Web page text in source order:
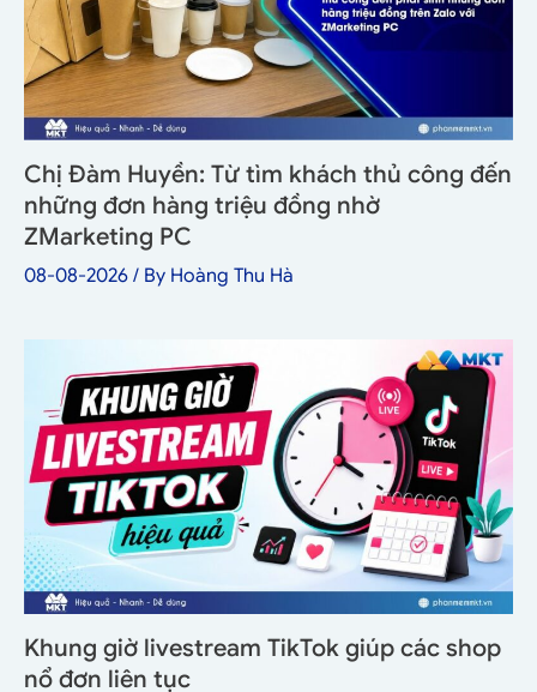
Chị Đàm Huyền: Từ tìm khách thủ công đến
những đơn hàng triệu đồng nhờ
ZMarketing PC
08-08-2026 / By Hoàng Thu Hà
Khung giờ livestream TikTok giúp các shop
nổ đơn liên tục